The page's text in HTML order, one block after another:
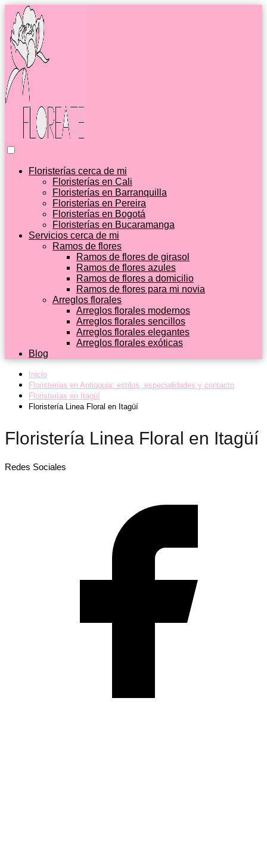
Floristerías cerca de mi
Floristerías en Cali
Floristerías en Barranquilla
Floristerías en Pereira
Floristerías en Bogotá
Floristerías en Bucaramanga
Servicios cerca de mi
Ramos de flores
Ramos de flores de girasol
Ramos de flores azules
Ramos de flores a domicilio
Ramos de flores para mi novia
Arreglos florales
Arreglos florales modernos
Arreglos florales sencillos
Arreglos florales elegantes
Arreglos florales exóticas
Blog
Inicio
Floristerías en Antioquia: estilos, especialidades y contacto
Floristerías en Itagüí
Floristería Linea Floral en Itagüí
Floristería Linea Floral en Itagüí
Redes Sociales